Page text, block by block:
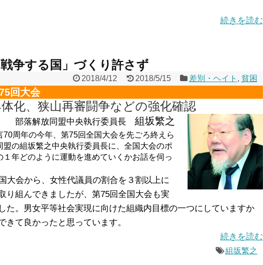
続きを読む
争する国」づくり許さず
2018/4/12 2018/5/15 差別・ヘイト , 貧困
回大会
体化、狭山再審闘争などの強化確認
部落解放同盟中央執行委員長 組坂繁之
周年の今年、第75回全国大会を先ごろ終えら
盟の組坂繁之中央執行委員長に、全国大会のポ
１年どのように運動を進めていくかお話を伺っ
大会から、女性代議員の割合を３割以上に
り組んできましたが、第75回全国大会も実
た。男女平等社会実現に向けた組織内目標の一つにしていますか
きて良かったと思っています。
続きを読む
組坂繁之